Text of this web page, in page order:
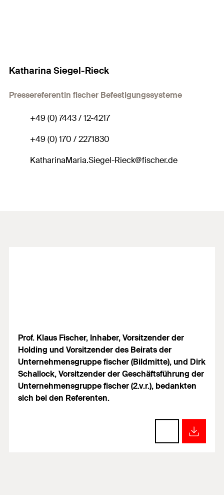
Katharina Siegel-Rieck
Pressereferentin fischer Befestigungssysteme
+49 (0) 7443 / 12-4217
+49 (0) 170 / 2271830
KatharinaMaria.Siegel-Rieck@fischer.de
Prof. Klaus Fischer, Inhaber, Vorsitzender der
Holding und Vorsitzender des Beirats der
Unternehmensgruppe fischer (Bildmitte), und Dirk
Schallock, Vorsitzender der Geschäftsführung der
Unternehmensgruppe fischer (2.v.r.), bedankten
sich bei den Referenten.